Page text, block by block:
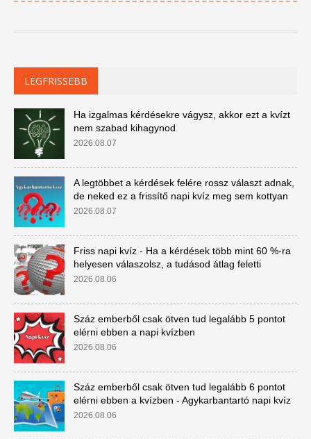
LEGFRISSEBB
Ha izgalmas kérdésekre vágysz, akkor ezt a kvízt
nem szabad kihagynod
2026.08.07
A legtöbbet a kérdések felére rossz választ adnak,
de neked ez a frissítő napi kvíz meg sem kottyan
2026.08.07
Friss napi kvíz - Ha a kérdések több mint 60 %-ra
helyesen válaszolsz, a tudásod átlag feletti
2026.08.06
Száz emberből csak ötven tud legalább 5 pontot
elérni ebben a napi kvízben
2026.08.06
Száz emberből csak ötven tud legalább 6 pontot
elérni ebben a kvízben - Agykarbantartó napi kvíz
2026.08.06